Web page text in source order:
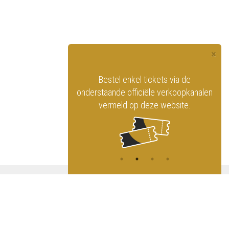
×
Bestel enkel tickets via de
onderstaande officiële verkoopkanalen
vermeld op deze website.